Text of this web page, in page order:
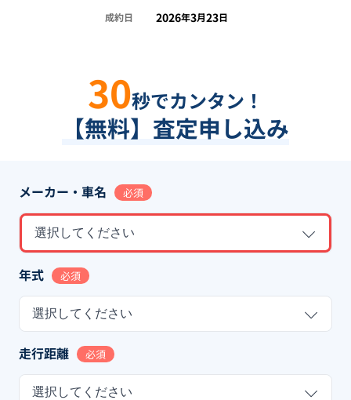
成約日
2026年3月23日
30秒でカンタン！
【無料】査定申し込み
メーカー・車名 必須
選択してください
年式 必須
選択してください
走行距離 必須
選択してください